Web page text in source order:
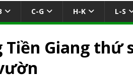
C-G H-K L-S
Tiền Giang thứ